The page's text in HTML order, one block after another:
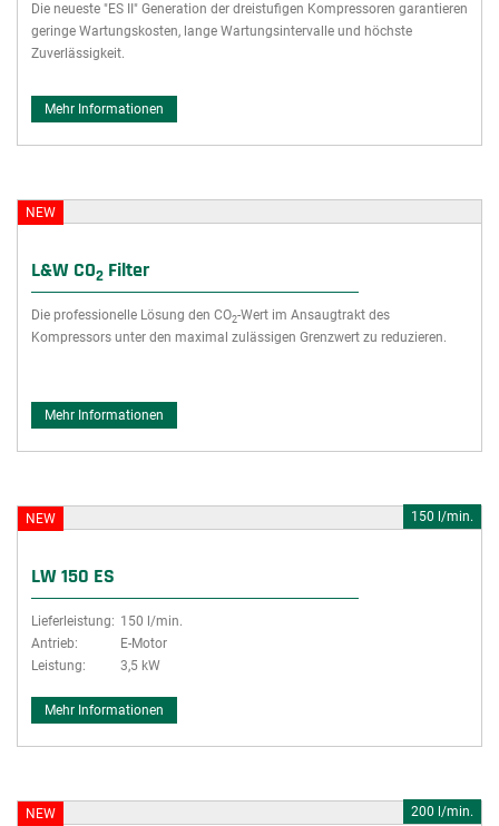
Die neueste "ES II" Generation der dreistufigen Kompressoren garantieren
geringe Wartungskosten, lange Wartungsintervalle und höchste
Zuverlässigkeit.
Mehr Informationen
NEW
L&W CO2 Filter
Die professionelle Lösung den CO2-Wert im Ansaugtrakt des
Kompressors unter den maximal zulässigen Grenzwert zu reduzieren.
Mehr Informationen
NEW 150 l/min.
LW 150 ES
Lieferleistung: 150 l/min.
Antrieb:
E-Motor
Leistung:
3,5 kW
Mehr Informationen
NEW 200 l/min.